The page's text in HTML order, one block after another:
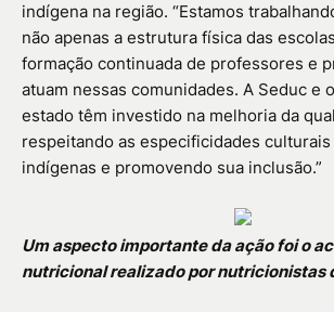
indígena na região. “Estamos
não apenas a estrutura física das
formação continuada de professores e
atuam nessas comunidades. A Seduc e
estado têm investido na melhoria da
respeitando as especificidades
indígenas e promovendo sua inclusão.”
Um aspecto importante da ação foi o
nutricional realizado por nutricionistas